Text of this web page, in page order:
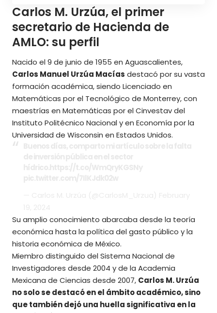
Carlos M. Urzúa, el primer
secretario de Hacienda de
AMLO: su perfil
Nacido el 9 de junio de 1955 en Aguascalientes,
Carlos Manuel Urzúa Macías destacó por su vasta
formación académica, siendo Licenciado en
Matemáticas por el Tecnológico de Monterrey, con
maestrías en Matemáticas por el Cinvestav del
Instituto Politécnico Nacional y en Economía por la
Universidad de Wisconsin en Estados Unidos.
Su amplio conocimiento abarcaba desde la teoría
económica hasta la política del gasto público y la
historia económica de México.
Miembro distinguido del Sistema Nacional de
Investigadores desde 2004 y de la Academia
Mexicana de Ciencias desde 2007, Carlos M. Urzúa
no solo se destacó en el ámbito académico, sino
que también dejó una huella significativa en la